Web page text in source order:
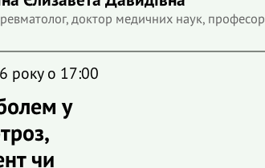
доктор медичних наук, професор
року o 17:00
у
чи